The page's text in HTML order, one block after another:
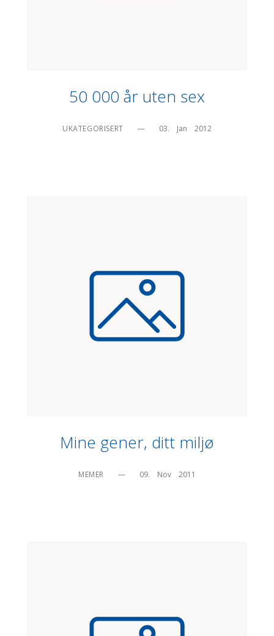
50 000 år uten sex
UKATEGORISERT — 03.    Jan    2012
Mine gener, ditt miljø
MEMER — 09.    Nov    2011